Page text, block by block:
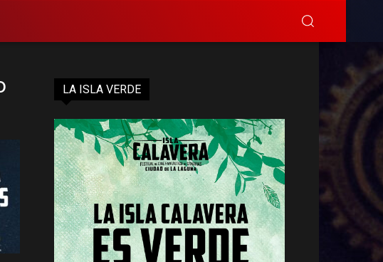
LA ISLA VERDE